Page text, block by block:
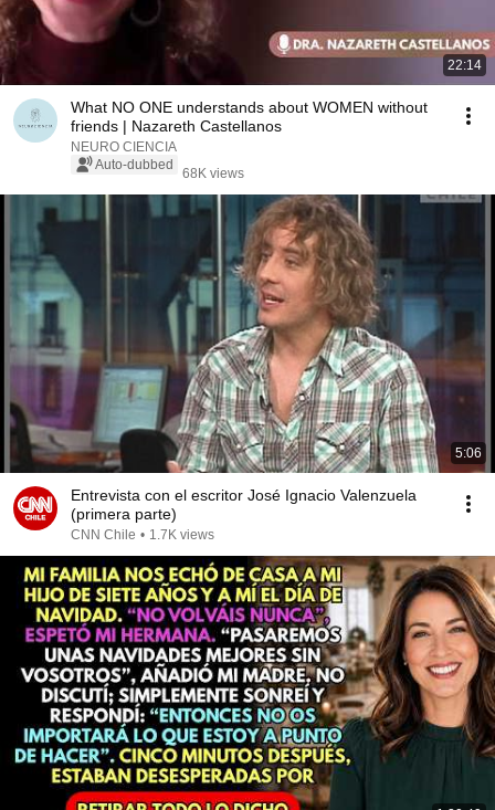
22:14
What NO ONE understands about WOMEN without
friends | Nazareth Castellanos
NEURO CIENCIA
Auto-dubbed
68K views
5:06
Entrevista con el escritor José Ignacio Valenzuela
(primera parte)
CNN Chile • 1.7K views